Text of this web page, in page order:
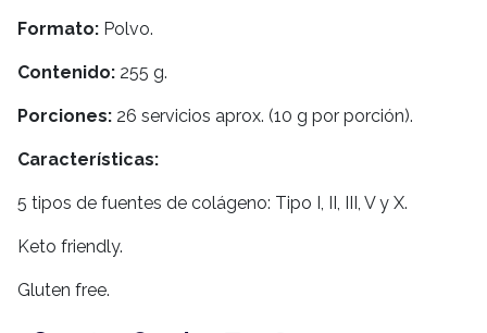
Formato: Polvo.
Contenido: 255 g.
Porciones: 26 servicios aprox. (10 g por porción).
Características:
5 tipos de fuentes de colágeno: Tipo I, II, III, V y X.
Keto friendly.
Gluten free.